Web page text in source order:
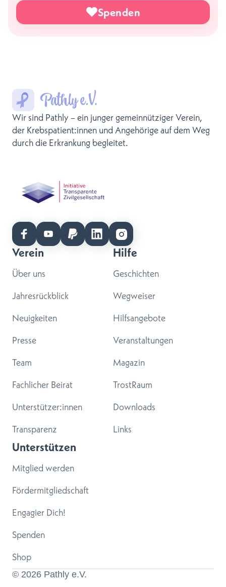
Spenden
Wir sind Pathly – ein junger gemeinnütziger Verein,
der Krebspatient:innen und Angehörige auf dem Weg
durch die Erkrankung begleitet.
Verein
Über uns
Jahresrückblick
Neuigkeiten
Presse
Team
Fachlicher Beirat
Unterstützer:innen
Transparenz
Hilfe
Geschichten
Wegweiser
Hilfsangebote
Veranstaltungen
Magazin
TrostRaum
Downloads
Links
Unterstützen
Mitglied werden
Fördermitgliedschaft
Engagier Dich!
Spenden
Shop
© 2026 Pathly e.V.